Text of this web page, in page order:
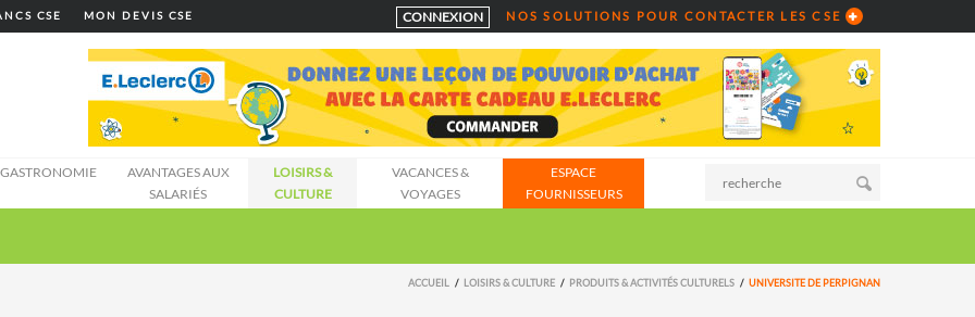
CSE MON DEVIS CSE CONNEXION NOS SOLUTIONS POUR CONTACTER LES CSE
GASTRONOMIE
AVANTAGES AUX
SALARIÉS
LOISIRS &
CULTURE
VACANCES &
VOYAGES
ESPACE
FOURNISSEURS
ACCUEIL LOISIRS & CULTURE PRODUITS & ACTIVITÉS CULTURELS UNIVERSITE DE PERPIGNAN